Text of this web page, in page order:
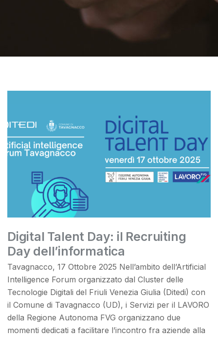
Digital Talent Day: il Recruiting
Day dell’informatica
Tavagnacco, 17 Ottobre 2025 Nell’ambito dell’Artificial
Intelligence Forum organizzato dal Cluster delle
Tecnologie Digitali del Friuli Venezia Giulia (Ditedi) con
il Comune di Tavagnacco (UD), i Servizi per il LAVORO
della Regione Autonoma FVG organizzano due
momenti dedicati a facilitare l’incontro fra aziende alla